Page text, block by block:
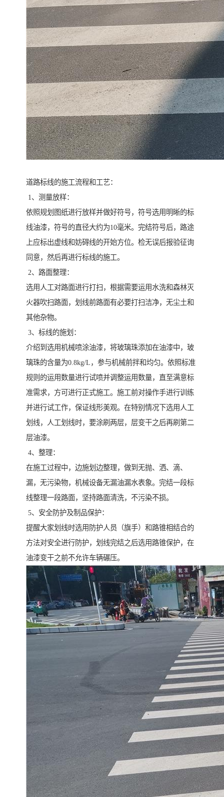
道路标线的施工流程和工艺：
1、测量放样：
依照规划图纸进行放样并做好符号，符号选用明晰的标
线油漆，符号的直径大约为10毫米。完结符号后，路途
上应标出虚线和妨碍线的开始方位。检无误后报验征询
同意，然后再进行标线的施工。
2、路面整理：
选用人工对路面进行打扫，根据需要运用水洗和森林灭
火器吹扫路面，划线前路面有必要打扫洁净，无尘土和
其他杂物。
3、标线的施划：
介绍到选用机械喷涂油漆，将玻璃珠添加在油漆中，玻
璃珠的含量为0.8kg/L，参与机械前拌和均匀。依照标准
规则的运用数量进行试喷并调整运用数量，直至满意标
准需求，方可进行正式施工。施工前对操作手进行训练
并进行试工作，保证线形美观。在特别情况下选用人工
划线，人工划线时，要涂刷两层，层变干之后再刷第二
层油漆。
4、整理：
在施工过程中，边施划边整理，做到无抛、洒、滴、
漏，无污染物，机械设备无漏油漏水表象。完结一段标
线整理一段路面，坚持路面清洗，不污染不损。
5、安全防护及制品保护：
提醒大家划线时选用防护人员（旗手）和路锥相结合的
方法对安全进行防护，划线完结之后选用路锥保护，在
油漆变干之前不允许车辆碾压。